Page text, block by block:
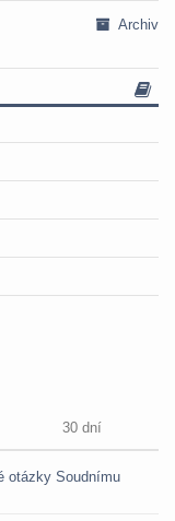
Archiv
30 dní
otázky Soudnímu